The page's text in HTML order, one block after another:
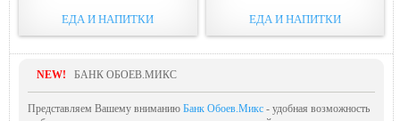
ЕДА И НАПИТКИ ЕДА И НАПИТКИ
NEW! БАНК ОБОЕВ.МИКС
Представляем Вашему вниманию Банк Обоев.Микс - удобная возможность